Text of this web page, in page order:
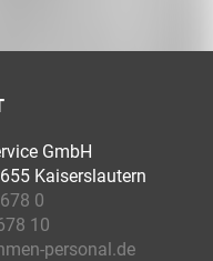
GmbH
Kaiserslautern
0
10
personal.de